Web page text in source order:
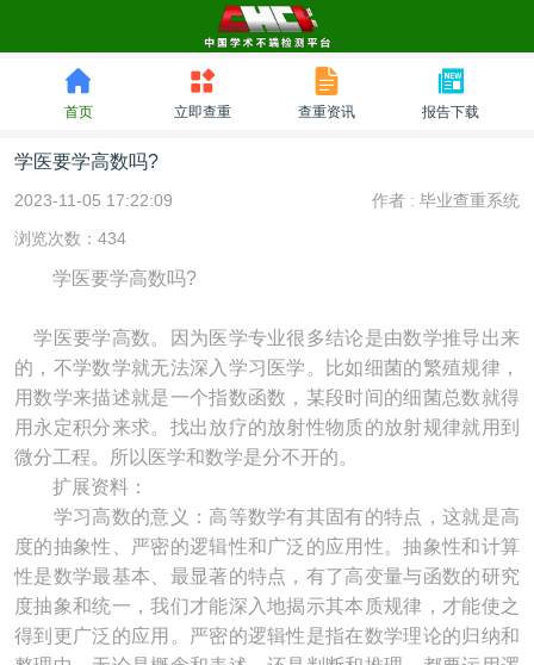
首页 立即查重 查重资讯 报告下载
学医要学高数吗?
2023-11-05 17:22:09 作者 : 毕业查重系统
浏览次数：434
学医要学高数吗?
学医要学高数。因为医学专业很多结论是由数学推导出来
的，不学数学就无法深入学习医学。比如细菌的繁殖规律，
用数学来描述就是一个指数函数，某段时间的细菌总数就得
用永定积分来求。找出放疗的放射性物质的放射规律就用到
微分工程。所以医学和数学是分不开的。
扩展资料：
学习高数的意义：高等数学有其固有的特点，这就是高
度的抽象性、严密的逻辑性和广泛的应用性。抽象性和计算
性是数学最基本、最显著的特点，有了高变量与函数的研究
度抽象和统一，我们才能深入地揭示其本质规律，才能使之
得到更广泛的应用。严密的逻辑性是指在数学理论的归纳和